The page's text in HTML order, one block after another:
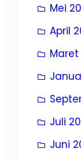
Mei
April
Maret
Juli
Juni